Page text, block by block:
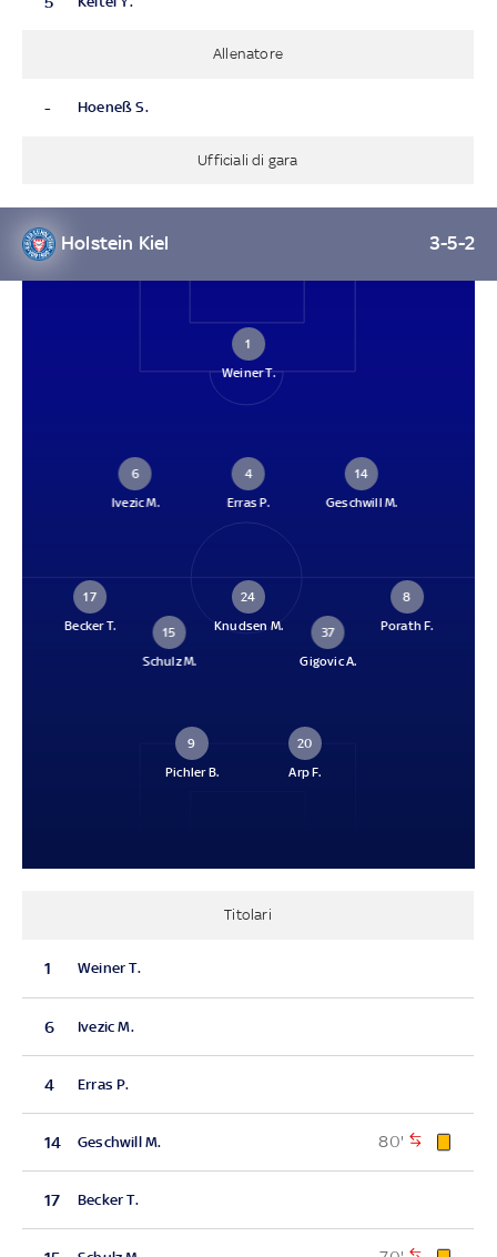
Allenatore
- Hoeneß S.
Ufficiali di gara
Holstein Kiel 3-5-2
1
Weiner T.
6
Ivezic M.
4
Erras P.
14
Geschwill M.
17
Becker T.
15
Schulz M.
24
Knudsen M.
37
Gigovic A.
8
Porath F.
9
Pichler B.
20
Arp F.
Titolari
1 Weiner T.
6 Ivezic M.
4 Erras P.
14 Geschwill M. 80'
17 Becker T.